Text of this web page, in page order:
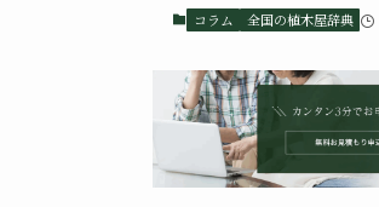
コラム 全国の植木屋辞典